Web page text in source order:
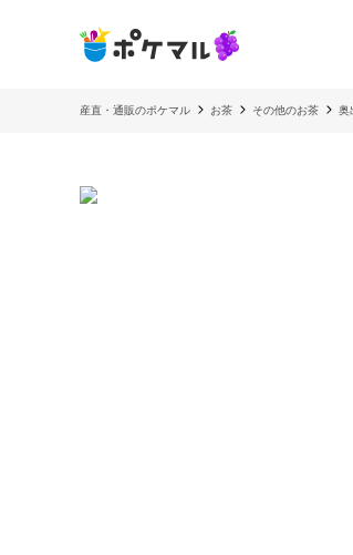
産直・通販のポケマル お茶 その他のお茶 奥